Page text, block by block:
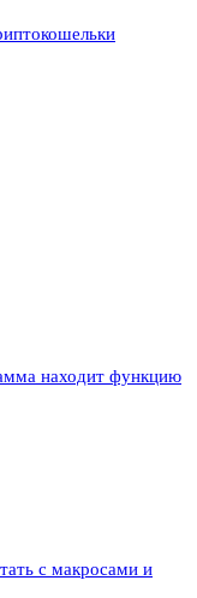
находит функцию
с макросами и